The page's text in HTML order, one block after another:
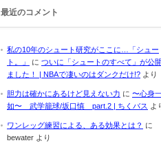
最近のコメント
私の10年のシュート研究がここに…「シュー
ト。」
に ついに「シュートのすべて」が公
ました！ | NBAで凄いのはダンクだけ!? より
胆力は確かにあるけど見えない力 に 〜心身
如〜 武学籠球/坂口慎 part.2 | ちくバス よ
ワンレッグ練習による、ある効果とは？ に
bewater より